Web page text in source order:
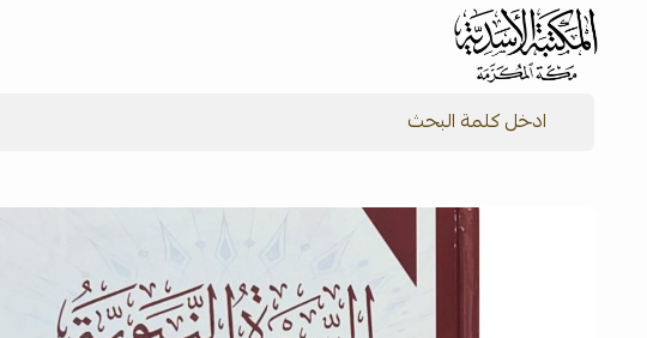
شركة المكتبة الأسدية للنشر والتوزيع